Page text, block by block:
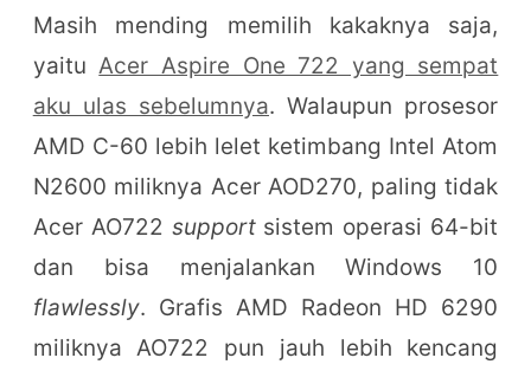
Masih mending memilih kakaknya saja,
yaituAcer Aspire One 722 yang sempat
aku ulas sebelumnya. Walaupun prosesor
AMD C-60 lebih lelet ketimbang Intel Atom
N2600 miliknya Acer AOD270, paling tidak
Acer AO722 support sistem operasi 64-bit
dan bisa menjalankan Windows 10
flawlessly. Grafis AMD Radeon HD 6290
miliknya AO722 pun jauh lebih kencang